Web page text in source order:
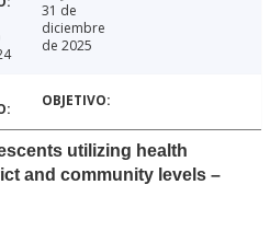
31 de
diciembre
de 2025
utilizing health
and community levels –